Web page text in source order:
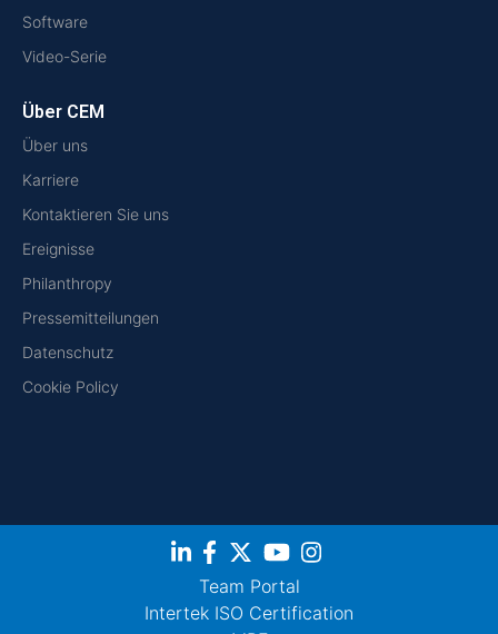
Software
Video-Serie
Über CEM
Über uns
Karriere
Kontaktieren Sie uns
Ereignisse
Philanthropy
Pressemitteilungen
Datenschutz
Cookie Policy
Team Portal
Intertek ISO Certification